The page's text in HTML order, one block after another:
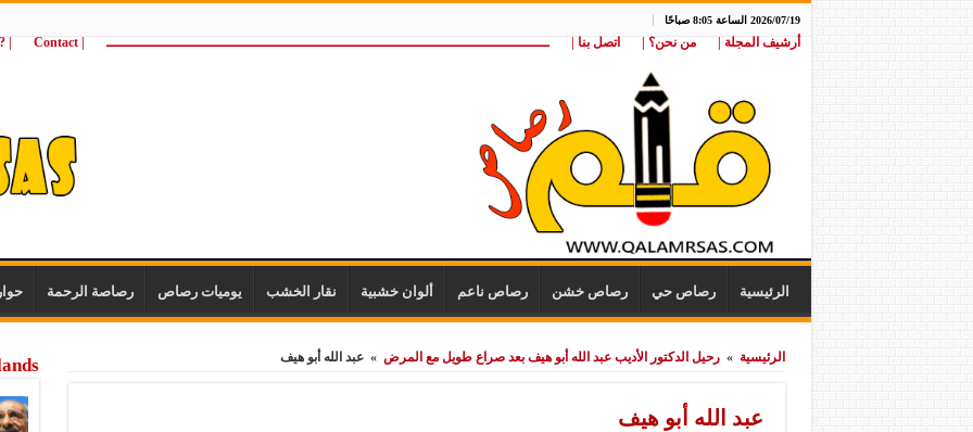
2026/07/19 الساعة 8:05 صباحًا
أرشيف المجلة | من نحن؟ | اتصل بنا | ــــــــــــــــــــــــــــــــــــــــــــــــــــــــــــــــــــــــــــــــــــــــــــــــــــــ | Contact
wij
الرئيسية رصاص حي رصاص خشن رصاص ناعم ألوان خشبية نقار الخشب يوميات رصاص رصاصة الرحمة
الرئيسية » رحيل الدكتور الأديب عبد الله أبو هيف بعد صراع طويل مع المرض » عبد الله أبو هيف
عبد الله أبو هيف